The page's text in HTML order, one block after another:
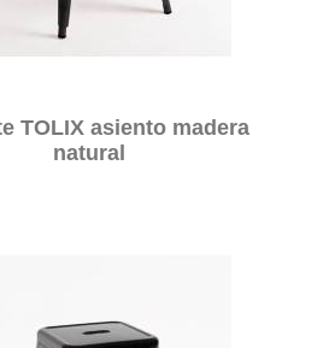
TOLIX asiento madera
natural